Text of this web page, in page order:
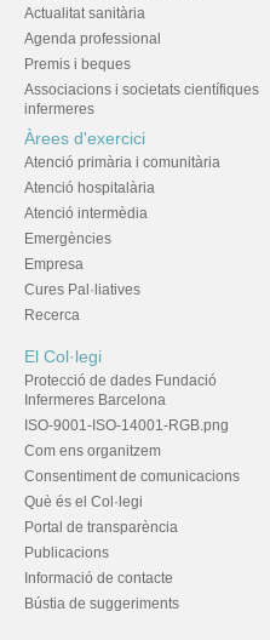
Actualitat sanitària
Agenda professional
Premis i beques
Associacions i societats científiques
infermeres
Àrees d'exercici
Atenció primària i comunitària
Atenció hospitalària
Atenció intermèdia
Emergències
Empresa
Cures Pal·liatives
Recerca
El Col·legi
Protecció de dades Fundació
Infermeres Barcelona
ISO-9001-ISO-14001-RGB.png
Com ens organitzem
Consentiment de comunicacions
Què és el Col·legi
Portal de transparència
Publicacions
Informació de contacte
Bústia de suggeriments